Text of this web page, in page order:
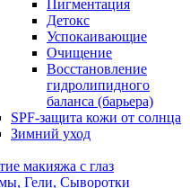
Пигментация
Детокс
Успокаивающие
Очищение
Восстановление
гидролипидного
баланса (барьера)
SPF-защита кожи от солнца
Зимний уход
макияжа с глаз
Гели, Сыворотки